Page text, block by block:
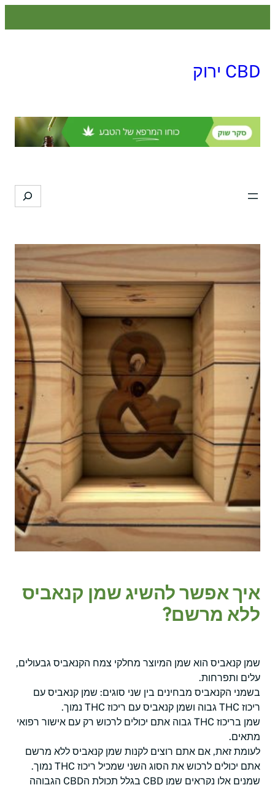
CBD ירוק
Search
איך אפשר להשיג שמן קנאביס
ללא מרשם?
שמן קנאביס הוא שמן המיוצר מחלקי צמח הקנאביס גבעולים,
עלים ותפרחות.
בשמני הקנאביס מבחינים בין שני סוגים: שמן קנאביס עם
ריכוז THC גבוה ושמן קנאביס עם ריכוז THC נמוך.
שמן בריכוז THC גבוה אתם יכולים לרכוש רק עם אישור רפואי
מתאים.
לעומת זאת, אם אתם רוצים לקנות שמן קנאביס ללא מרשם
אתם יכולים לרכוש את הסוג השני שמכיל ריכוז THC נמוך.
שמנים אלו נקראים שמן CBD בגלל תכולת הCBD הגבוהה